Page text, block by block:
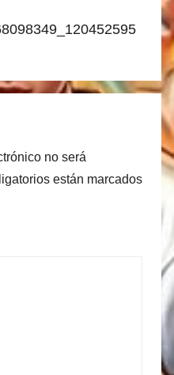
no será
están marcados